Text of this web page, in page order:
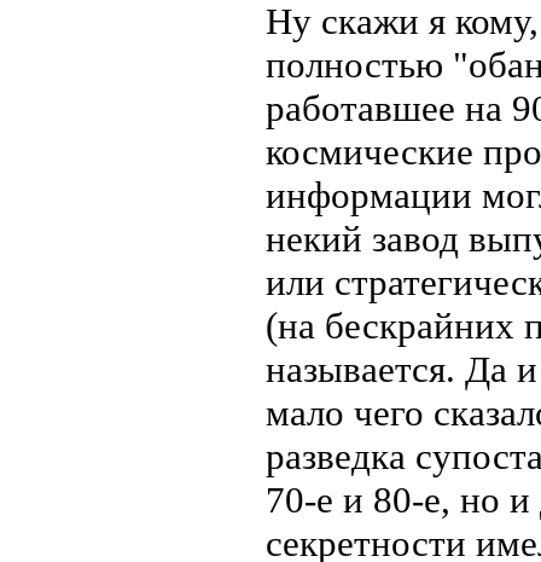
Ну скажи я
полностью
работавшее на
космические
информации
некий завод
или
(на бескрайних
называется. Да
мало чего
разведка
70-е и 80-е, но
секретности